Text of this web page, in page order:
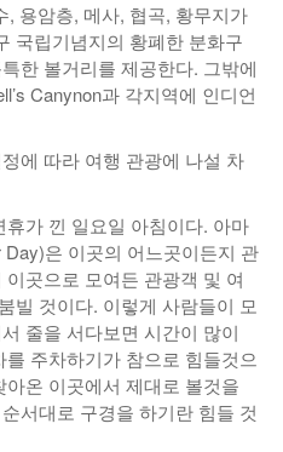
, 용암층, 메사, 협곡, 황무지가
국립기념지의 황폐한 분화구
한 볼거리를 제공한다. 그밖에
Canynon과 각지역에 인디언
에 따라 여행 관광에 나설 차
가 낀 일요일 아침이다. 아마
은 이곳의 어느곳이든지 관
곳으로 모여든 관광객 및 여
빌 것이다. 이렇게 사람들이 모
줄을 서다보면 시간이 많이
주차하기가 참으로 힘들것으
온 이곳에서 제대로 볼것을
서대로 구경을 하기란 힘들 것